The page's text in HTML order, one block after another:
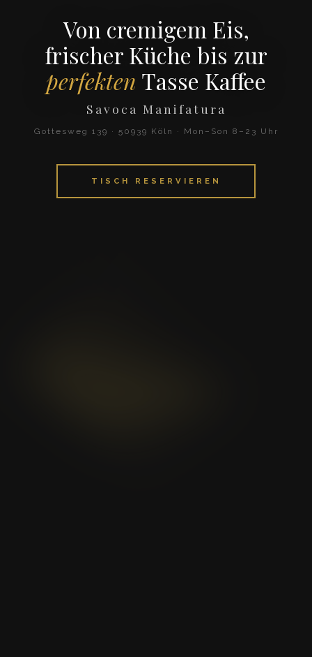
Von cremigem Eis,
frischer Küche bis zur
perfekten Tasse Kaffee
Savoca Manifatura
Gottesweg 139 · 50939 Köln · Mon–Son 8–23 Uhr
TISCH RESERVIEREN